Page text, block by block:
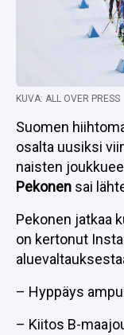
KUVA: ALL OVER PRESS
Suomen
osalta uusiksi
naisten
Pekonen sai
Pekonen jatkaa
on kertonut
– Hyppäys
– Kiitos B-